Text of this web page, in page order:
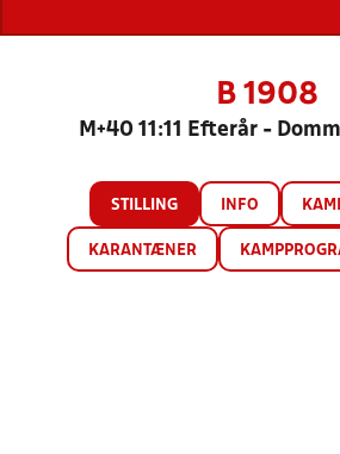
B 1908
M+40 11:11 Efterår -
STILLING INFO
KARANTÆNER